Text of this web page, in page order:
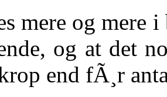
mere og mere
og at det
end fÃ¸r